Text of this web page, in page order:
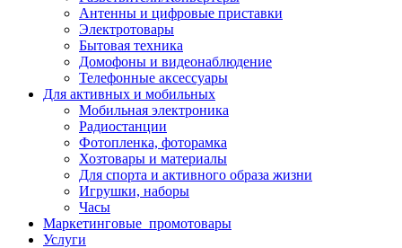
Антенны и цифровые приставки
Электротовары
Бытовая техника
Домофоны и видеонаблюдение
Телефонные аксессуары
Для активных и мобильных
Мобильная электроника
Радиостанции
Фотопленка, фоторамка
Хозтовары и материалы
Для спорта и активного образа жизни
Игрушки, наборы
Часы
Маркетинговые_промотовары
Услуги